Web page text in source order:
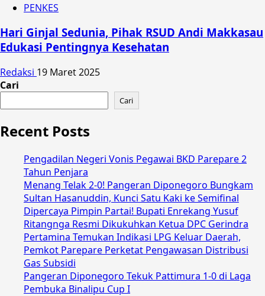
PENKES
Hari Ginjal Sedunia, Pihak RSUD Andi Makkasau
Edukasi Pentingnya Kesehatan
Redaksi 19 Maret 2025
Cari
Cari
Recent Posts
Pengadilan Negeri Vonis Pegawai BKD Parepare 2
Tahun Penjara
Menang Telak 2-0! Pangeran Diponegoro Bungkam
Sultan Hasanuddin, Kunci Satu Kaki ke Semifinal
Dipercaya Pimpin Partai! Bupati Enrekang Yusuf
Ritangnga Resmi Dikukuhkan Ketua DPC Gerindra
Pertamina Temukan Indikasi LPG Keluar Daerah,
Pemkot Parepare Perketat Pengawasan Distribusi
Gas Subsidi
Pangeran Diponegoro Tekuk Pattimura 1-0 di Laga
Pembuka Binalipu Cup I